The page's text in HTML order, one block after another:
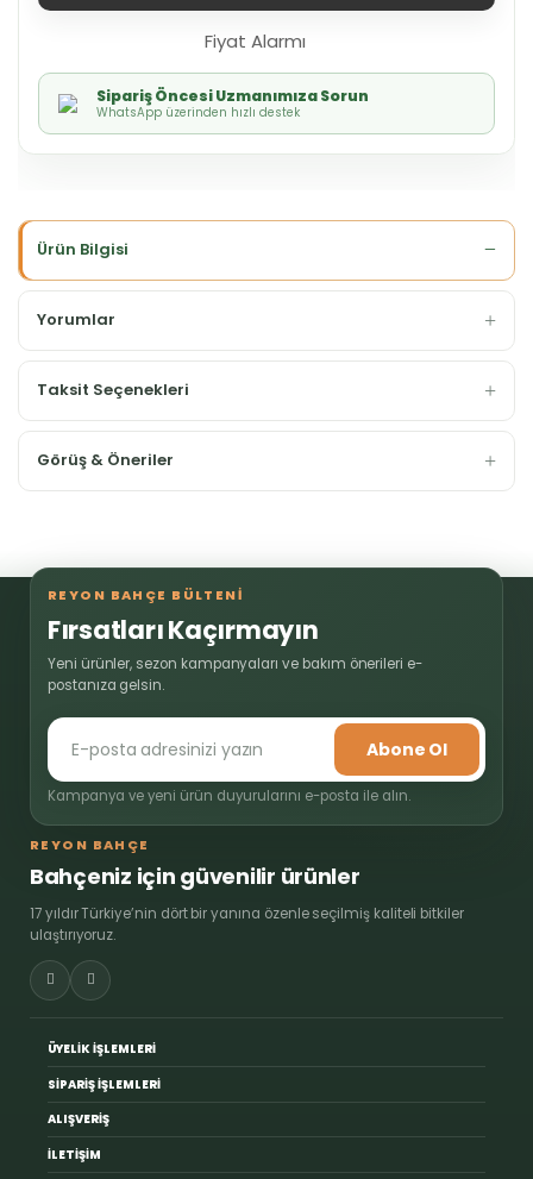
Fiyat Alarmı
Sipariş Öncesi Uzmanımıza Sorun
WhatsApp üzerinden hızlı destek
Ürün Bilgisi
Yorumlar
Taksit Seçenekleri
Görüş & Öneriler
REYON BAHÇE BÜLTENİ
Fırsatları Kaçırmayın
Yeni ürünler, sezon kampanyaları ve bakım önerileri e-
postanıza gelsin.
Abone Ol
Kampanya ve yeni ürün duyurularını e-posta ile alın.
REYON BAHÇE
Bahçeniz için güvenilir ürünler
17 yıldır Türkiye’nin dört bir yanına özenle seçilmiş kaliteli bitkiler
ulaştırıyoruz.
ÜYELİK İŞLEMLERİ
SİPARİŞ İŞLEMLERİ
ALIŞVERİŞ
İLETİŞİM